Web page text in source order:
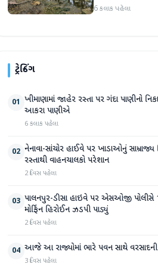
સપ્તાહમાં સેંકડો
6 કલાક પહેલા
ટ્રેન્ડિંગ
01 ખીમાણામાં જાહેર રસ્તા પર ગંદા પાણીનો
આકરા પાણીએ
6 કલાક પહેલા
02 નેનાવા-સાંચોર હાઈવે પર ખાડાઓનું સામ્રાજ્ય
રસ્તાથી વાહનચાલકો પરેશાન
2 દિવસ પહેલા
03 પાલનપુર-ડીસા હાઇવે પર એસઓજી પોલીસે
મોર્ફિન હિરોઈન ઝડપી પાડ્યું
2 દિવસ પહેલા
04 આજે આ રાજ્યોમાં ભારે પવન સાથે
3 દિવસ પહેલા